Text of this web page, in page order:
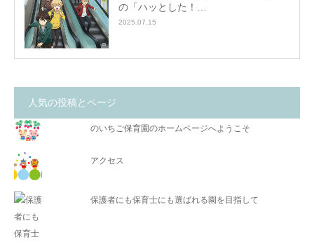
の「ハッとした！…
2025.07.15
人気の投稿とページ
のいちご保育園のホームページへようこそ
アクセス
保護者にも保育士にも選ばれる園を目指して